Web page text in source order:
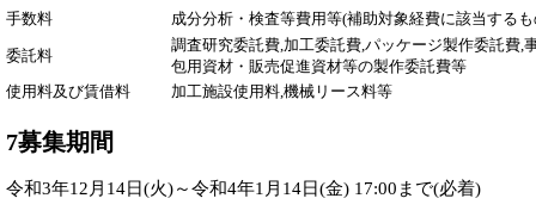
手数料
成分分析・検査等費用等(補助対象経費に該当する
委託料
調査研究委託費,加工委託費,パッケージ製作委託費
包用資材・販売促進資材等の製作委託費等
使用料及び賃借料
加工施設使用料,機械リース料等
7募集期間
令和3年12月14日(火)～令和4年1月14日(金) 17:00まで(必着)